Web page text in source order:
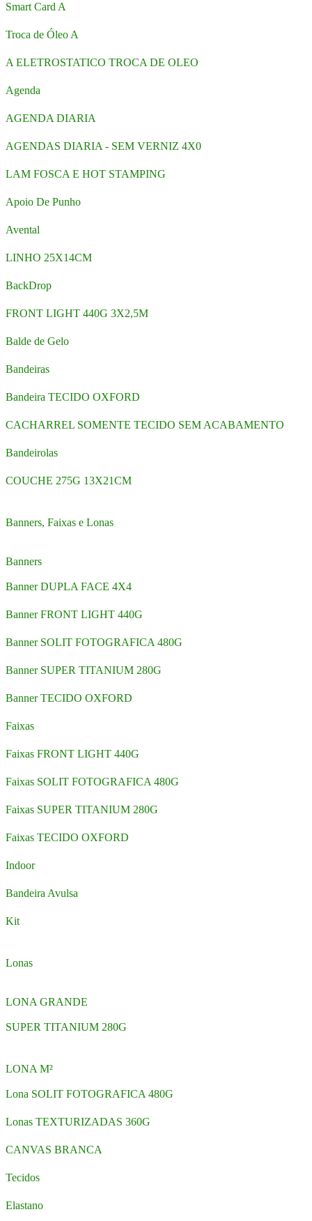
Smart Card A
Troca de Óleo A
A ELETROSTATICO TROCA DE OLEO
Agenda
AGENDA DIARIA
AGENDAS DIARIA - SEM VERNIZ 4X0
LAM FOSCA E HOT STAMPING
Apoio De Punho
Avental
LINHO 25X14CM
BackDrop
FRONT LIGHT 440G 3X2,5M
Balde de Gelo
Bandeiras
Bandeira TECIDO OXFORD
CACHARREL SOMENTE TECIDO SEM ACABAMENTO
Bandeirolas
COUCHE 275G 13X21CM
Banners, Faixas e Lonas
Banners
Banner DUPLA FACE 4X4
Banner FRONT LIGHT 440G
Banner SOLIT FOTOGRAFICA 480G
Banner SUPER TITANIUM 280G
Banner TECIDO OXFORD
Faixas
Faixas FRONT LIGHT 440G
Faixas SOLIT FOTOGRAFICA 480G
Faixas SUPER TITANIUM 280G
Faixas TECIDO OXFORD
Indoor
Bandeira Avulsa
Kit
Lonas
LONA GRANDE
SUPER TITANIUM 280G
LONA M²
Lona SOLIT FOTOGRAFICA 480G
Lonas TEXTURIZADAS 360G
CANVAS BRANCA
Tecidos
Elastano